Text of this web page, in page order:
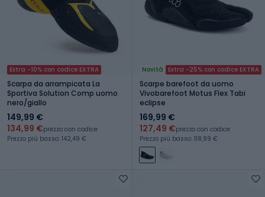
Extra -10% con codice EXTRA
Scarpa da arrampicata La
Sportiva Solution Comp uomo
nero/giallo
149,99 €
134,99 €prezzo con codice
Prezzo più basso: 142,49 €
Novità Extra -25% con codice EXTRA
Scarpe barefoot da uomo
Vivobarefoot Motus Flex Tabi
eclipse
169,99 €
127,49 €prezzo con codice
Prezzo più basso: 118,99 €